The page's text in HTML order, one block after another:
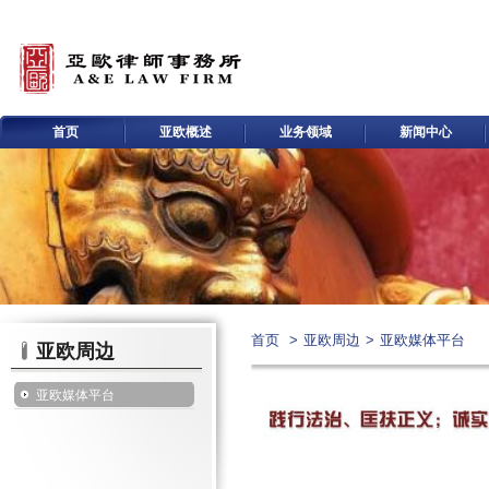
首页 亚欧概述 业务领域 新闻中心
亚欧周边
亚欧媒体平台
首页 > 亚欧周边 > 亚欧媒体平台